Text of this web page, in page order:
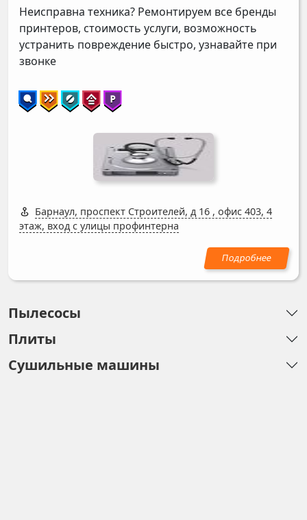
Неисправна техника? Ремонтируем все бренды
принтеров, стоимость услуги, возможность
устранить повреждение быстро, узнавайте при
звонке
Барнаул, проспект Строителей, д 16 , офис 403, 4
этаж, вход с улицы профинтерна
Пылесосы
Плиты
Сушильные машины